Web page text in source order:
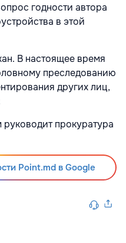
годности автора
в этой
В настоящее время
преследованию
других лиц,
прокуратура
Point.md в Google